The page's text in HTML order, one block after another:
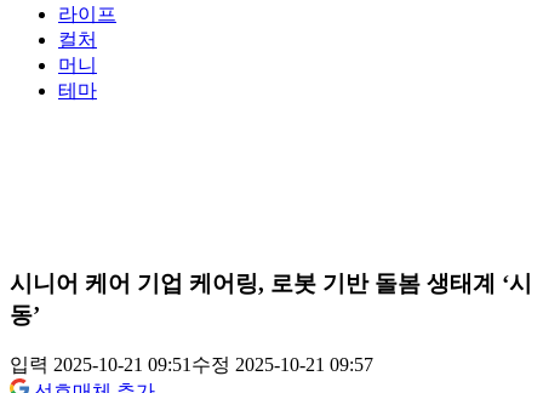
라이프
컬처
머니
테마
시니어 케어 기업 케어링, 로봇 기반 돌봄 생태계 ‘시
동’
입력 2025-10-21 09:51수정 2025-10-21 09:57